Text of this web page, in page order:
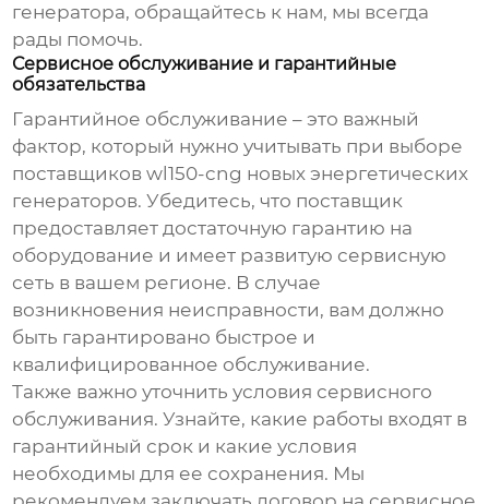
генератора, обращайтесь к нам, мы всегда
рады помочь.
Сервисное обслуживание и гарантийные
обязательства
Гарантийное обслуживание – это важный
фактор, который нужно учитывать при выборе
поставщиков wl150-cng новых энергетических
генераторов. Убедитесь, что поставщик
предоставляет достаточную гарантию на
оборудование и имеет развитую сервисную
сеть в вашем регионе. В случае
возникновения неисправности, вам должно
быть гарантировано быстрое и
квалифицированное обслуживание.
Также важно уточнить условия сервисного
обслуживания. Узнайте, какие работы входят в
гарантийный срок и какие условия
необходимы для ее сохранения. Мы